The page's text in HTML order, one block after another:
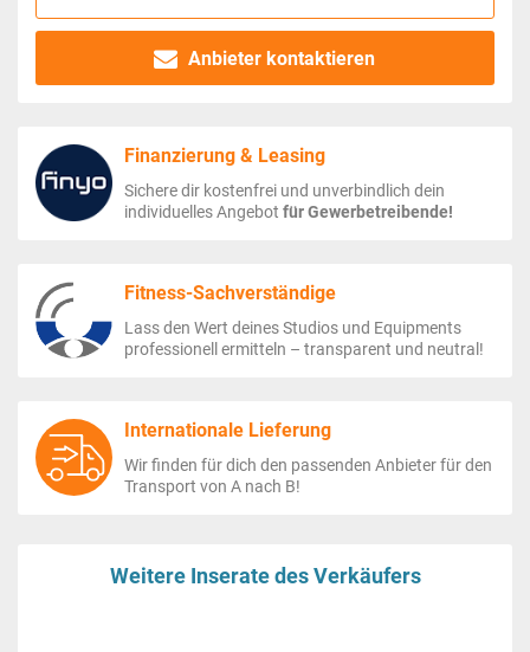
Anbieter kontaktieren
Finanzierung & Leasing
Sichere dir kostenfrei und unverbindlich dein
individuelles Angebot für Gewerbetreibende!
Fitness-Sachverständige
Lass den Wert deines Studios und Equipments
professionell ermitteln – transparent und neutral!
Internationale Lieferung
Wir finden für dich den passenden Anbieter für den
Transport von A nach B!
Weitere Inserate des Verkäufers